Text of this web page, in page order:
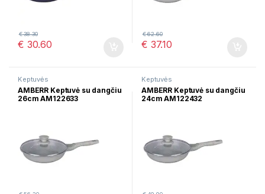
€ 30.60
€38.30
€ 37.10
€62.60
Keptuvės
AMBERR Keptuvė su dangčiu
26cm AM122633
Keptuvės
AMBERR Keptuvė su dangčiu
24cm AM122432